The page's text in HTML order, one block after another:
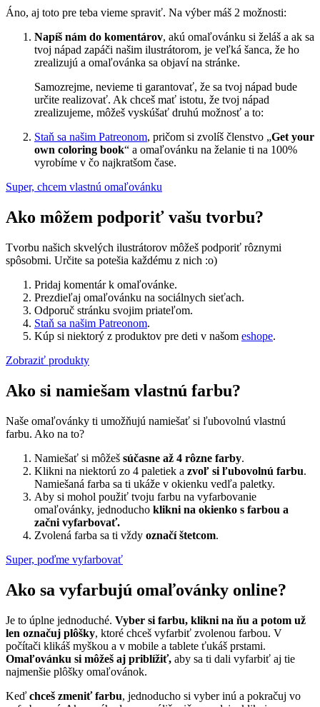
Áno, aj toto pre teba vieme spraviť. Na výber máš 2 možnosti:
Napíš nám do komentárov, akú omaľovánku si želáš a ak sa
tvoj nápad zapáči našim ilustrátorom, je veľká šanca, že ho
zrealizujú a omaľovánka sa objaví na stránke.
Samozrejme, nevieme ti garantovať, že sa tvoj nápad bude
určite realizovať. Ak chceš mať istotu, že tvoj nápad
zrealizujeme, môžeš vyskúšať druhú možnosť a to:
Staň sa našim Patreonom, pričom si zvolíš členstvo „Get your
own coloring book“ a omaľovánku na želanie ti na 100%
vyrobíme v čo najkratšom čase.
Super, chcem vlastnú omaľovánku
Ako môžem podporiť vašu tvorbu?
Tvorbu našich skvelých ilustrátorov môžeš podporiť rôznymi
spôsobmi. Určite sa potešia každému z nich :o)
Pridaj komentár k omaľovánke.
Prezdieľaj omaľovánku na sociálnych sieťach.
Odporuč stránku svojim priateľom.
Staň sa našim Patreonom.
Kúp si niektorý z produktov pre deti v našom eshope.
Zobraziť produkty
Ako si namiešam vlastnú farbu?
Naše omaľovánky ti umožňujú namiešať si ľubovolnú vlastnú
farbu. Ako na to?
Namiešať si môžeš súčasne až 4 rôzne farby.
Klikni na niektorú zo 4 paletiek a zvoľ si ľubovolnú farbu.
Namiešaná farba sa ti ukáže v okienku vedľa paletky.
Aby si mohol použiť tvoju farbu na vyfarbovanie
omaľovánky, jednoducho klikni na okienko s farbou a
začni vyfarbovať.
Zvolená farba sa ti vždy označí štetcom.
Super, poďme vyfarbovať
Ako sa vyfarbujú omaľovánky online?
Je to úplne jednoduché. Vyber si farbu, klikni na ňu a potom už
len označuj plôšky, ktoré chceš vyfarbiť zvolenou farbou. V
počítači klikáš myškou a v mobile a tablete ťukáš prstami.
Omaľovánku si môžeš aj priblížiť, aby sa ti dali vyfarbiť aj tie
najmenšie plôšky omaľovánok.
Keď chceš zmeniť farbu, jednoducho si vyber inú a pokračuj vo